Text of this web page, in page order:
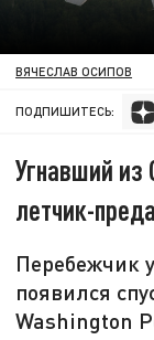
ВЯЧЕСЛАВ ОСИПОВ
ПОДПИШИТЕСЬ:
Угнавший
летчик-
Перебежчик
появился
Washington